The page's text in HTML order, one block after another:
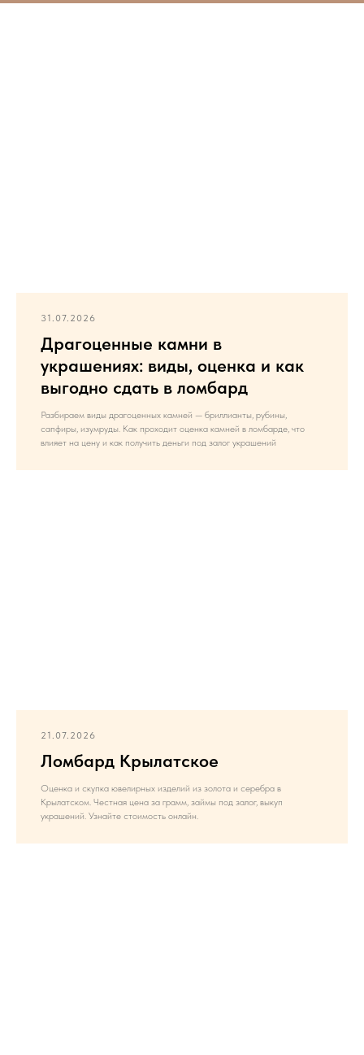
31.07.2026
Драгоценные камни в
украшениях: виды, оценка и как
выгодно сдать в ломбард
Разбираем виды драгоценных камней — бриллианты, рубины,
сапфиры, изумруды. Как проходит оценка камней в ломбарде, что
влияет на цену и как получить деньги под залог украшений
21.07.2026
Ломбард Крылатское
Оценка и скупка ювелирных изделий из золота и серебра в
Крылатском. Честная цена за грамм, займы под залог, выкуп
украшений. Узнайте стоимость онлайн.